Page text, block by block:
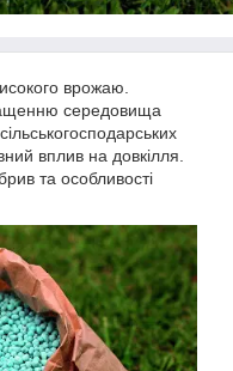
врожаю.
середовища
вплив на довкілля.
та особливості